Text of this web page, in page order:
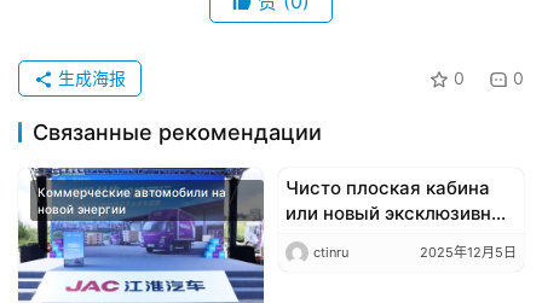
0 0
生成海报
Связанные рекомендации
Коммерческие автомобили на
новой энергии
Коммерческие автомобили на
новой энергии
Чисто плоская кабина
или новый эксклюзивный
дизайн? Так выглядит
H6000E — новый
ctinru 2025年12月5日